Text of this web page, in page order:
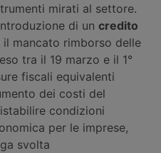
mirati al settore.
di un credito
il mancato rimborso delle
tra il 19 marzo e il 1°
fiscali equivalenti
dei costi del
condizioni
per le imprese,
svolta